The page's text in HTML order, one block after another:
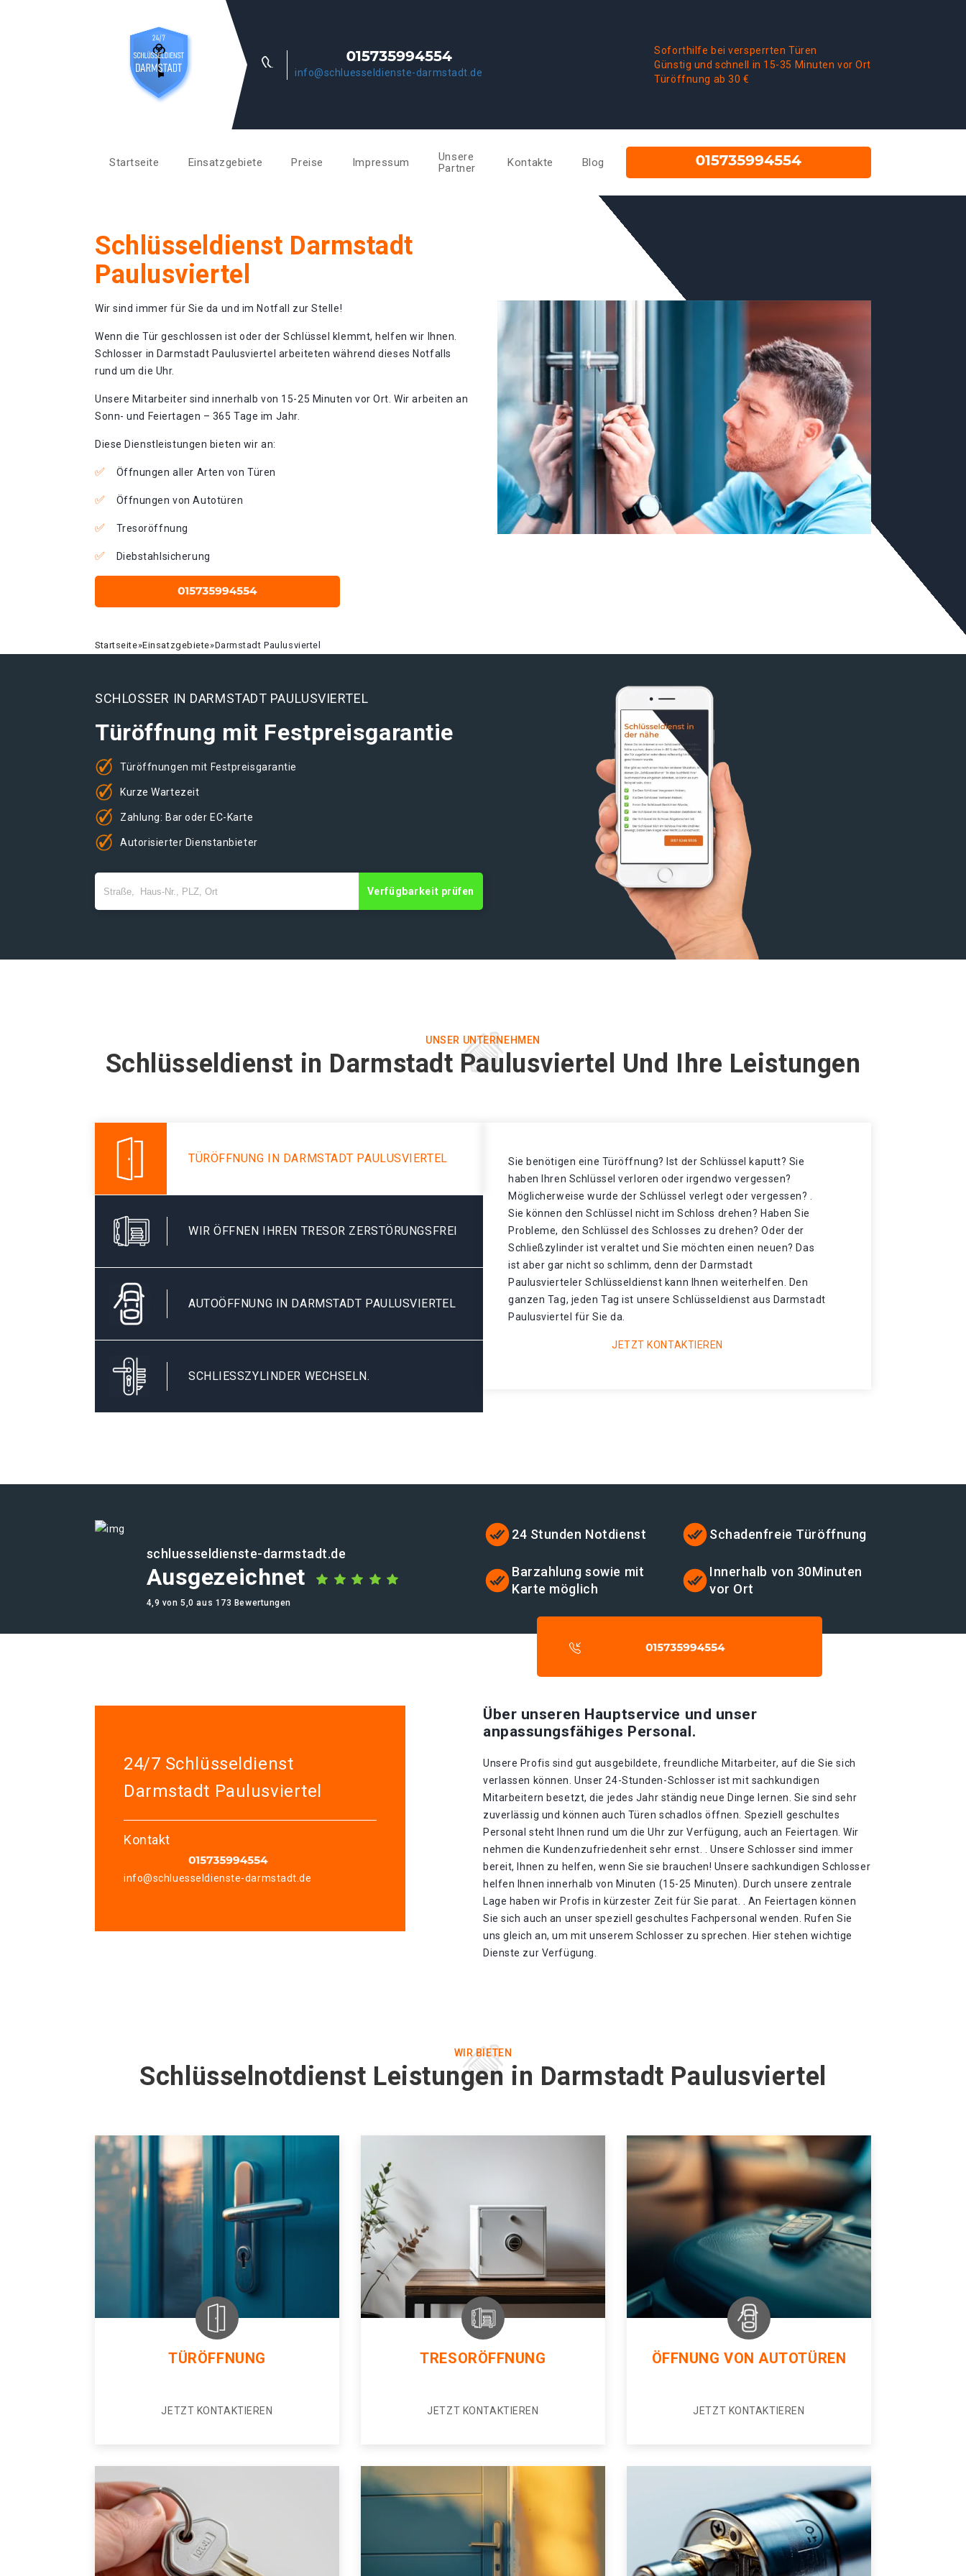
info@schluesseldienste-darmstadt.de
Soforthilfe bei versperrten Türen
Günstig und schnell in 15-35 Minuten vor Ort
Türöffnung ab 30 €
Startseite Einsatzgebiete Preise Impressum
Unsere
Partner
Kontakte Blog
Schlüsseldienst Darmstadt
Paulusviertel
Wir sind immer für Sie da und im Notfall zur Stelle!
Wenn die Tür geschlossen ist oder der Schlüssel klemmt, helfen wir Ihnen.
Schlosser in Darmstadt Paulusviertel arbeiteten während dieses Notfalls
rund um die Uhr.
Unsere Mitarbeiter sind innerhalb von 15-25 Minuten vor Ort. Wir arbeiten an
Sonn- und Feiertagen – 365 Tage im Jahr.
Diese Dienstleistungen bieten wir an:
Öffnungen aller Arten von Türen
Öffnungen von Autotüren
Tresoröffnung
Diebstahlsicherung
Startseite»Einsatzgebiete»Darmstadt Paulusviertel
SCHLOSSER IN DARMSTADT PAULUSVIERTEL
Türöffnung mit Festpreisgarantie
Türöffnungen mit Festpreisgarantie
Kurze Wartezeit
Zahlung: Bar oder EC-Karte
Autorisierter Dienstanbieter
Verfügbarkeit prüfen
UNSER UNTERNEHMEN
Schlüsseldienst in Darmstadt Paulusviertel Und Ihre Leistungen
TÜRÖFFNUNG IN DARMSTADT PAULUSVIERTEL
WIR ÖFFNEN IHREN TRESOR ZERSTÖRUNGSFREI
AUTOÖFFNUNG IN DARMSTADT PAULUSVIERTEL
SCHLIESSZYLINDER WECHSELN.
Sie benötigen eine Türöffnung? Ist der Schlüssel kaputt? Sie
haben Ihren Schlüssel verloren oder irgendwo vergessen?
Möglicherweise wurde der Schlüssel verlegt oder vergessen? .
Sie können den Schlüssel nicht im Schloss drehen? Haben Sie
Probleme, den Schlüssel des Schlosses zu drehen? Oder der
Schließzylinder ist veraltet und Sie möchten einen neuen? Das
ist aber gar nicht so schlimm, denn der Darmstadt
Paulusvierteler Schlüsseldienst kann Ihnen weiterhelfen. Den
ganzen Tag, jeden Tag ist unsere Schlüsseldienst aus Darmstadt
Paulusviertel für Sie da.
JETZT KONTAKTIEREN
schluesseldienste-darmstadt.de
Ausgezeichnet
4,9 von 5,0 aus 173 Bewertungen
24 Stunden Notdienst Schadenfreie Türöffnung
Barzahlung sowie mit
Karte möglich
Innerhalb von 30Minuten
vor Ort
24/7 Schlüsseldienst
Darmstadt Paulusviertel
Kontakt
info@schluesseldienste-darmstadt.de
Über unseren Hauptservice und unser
anpassungsfähiges Personal.
Unsere Profis sind gut ausgebildete, freundliche Mitarbeiter, auf die Sie sich
verlassen können. Unser 24-Stunden-Schlosser ist mit sachkundigen
Mitarbeitern besetzt, die jedes Jahr ständig neue Dinge lernen. Sie sind sehr
zuverlässig und können auch Türen schadlos öffnen. Speziell geschultes
Personal steht Ihnen rund um die Uhr zur Verfügung, auch an Feiertagen. Wir
nehmen die Kundenzufriedenheit sehr ernst. . Unsere Schlosser sind immer
bereit, Ihnen zu helfen, wenn Sie sie brauchen! Unsere sachkundigen Schlosser
helfen Ihnen innerhalb von Minuten (15-25 Minuten). Durch unsere zentrale
Lage haben wir Profis in kürzester Zeit für Sie parat. . An Feiertagen können
Sie sich auch an unser speziell geschultes Fachpersonal wenden. Rufen Sie
uns gleich an, um mit unserem Schlosser zu sprechen. Hier stehen wichtige
Dienste zur Verfügung.
WIR BIETEN
Schlüsselnotdienst Leistungen in Darmstadt Paulusviertel
TÜRÖFFNUNG
JETZT KONTAKTIEREN
TRESORÖFFNUNG
JETZT KONTAKTIEREN
ÖFFNUNG VON AUTOTÜREN
JETZT KONTAKTIEREN